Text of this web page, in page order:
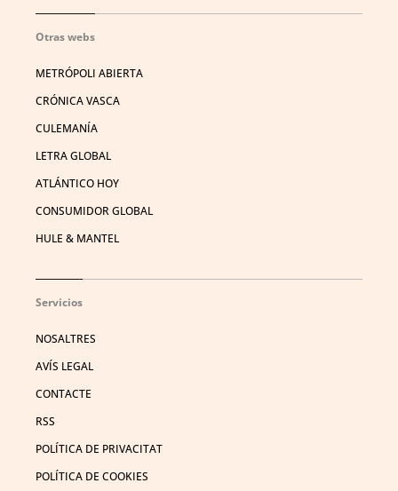
Otras webs
METRÓPOLI ABIERTA
CRÓNICA VASCA
CULEMANÍA
LETRA GLOBAL
ATLÁNTICO HOY
CONSUMIDOR GLOBAL
HULE & MANTEL
Servicios
NOSALTRES
AVÍS LEGAL
CONTACTE
RSS
POLÍTICA DE PRIVACITAT
POLÍTICA DE COOKIES